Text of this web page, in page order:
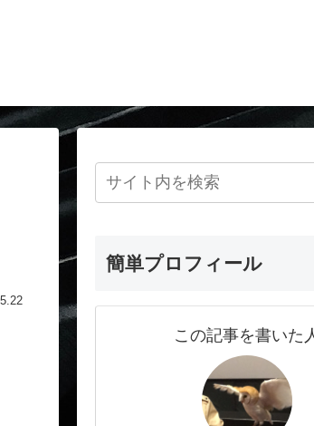
簡単プロフィール
この記事を書いた